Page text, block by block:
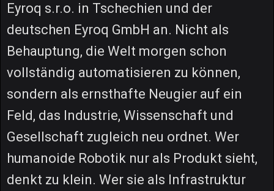
Eyroq s.r.o. in Tschechien und der
deutschen Eyroq GmbH an. Nicht als
Behauptung, die Welt morgen schon
vollständig automatisieren zu können,
sondern als ernsthafte Neugier auf ein
Feld, das Industrie, Wissenschaft und
Gesellschaft zugleich neu ordnet. Wer
humanoide Robotik nur als Produkt sieht,
denkt zu klein. Wer sie als Infrastruktur